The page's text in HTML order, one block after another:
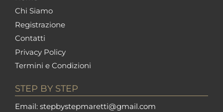
Chi Siamo
Registrazione
Contatti
Privacy Policy
Termini e Condizioni
STEP BY STEP
Email: stepbystepmaretti@gmail.com